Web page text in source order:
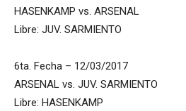
HASENKAMP vs. ARSENAL
Libre: JUV. SARMIENTO
6ta. Fecha – 12/03/2017
ARSENAL vs. JUV. SARMIENTO
Libre: HASENKAMP